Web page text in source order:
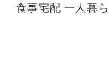
食事宅配 一人暮